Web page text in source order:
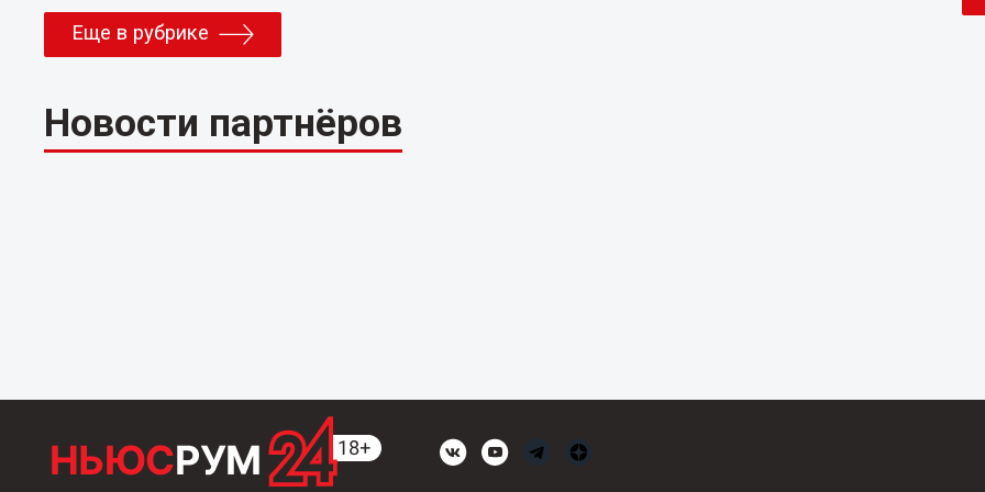
Еще в рубрике
Новости партнёров